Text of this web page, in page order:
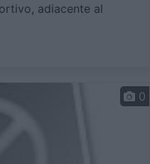
adiacente al
0